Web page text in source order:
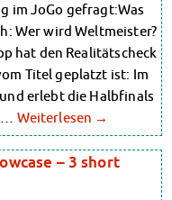
im JoGo gefragt:Was
Wer wird Weltmeister?
hat den Realitätscheck
Titel geplatzt ist: Im
erlebt die Halbfinals
Weiterlesen →
– 3 short